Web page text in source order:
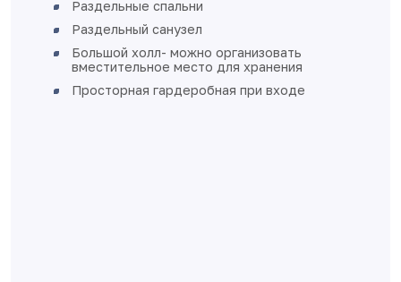
увеличенное остекление, окна
подоконников
стены в жилых помещениях, коридорах,
кухне, санузле и ванных комнатах -
перегородки и стены из бетона, ячеистого
бетона оштукатурены, не зашпаклеваны.